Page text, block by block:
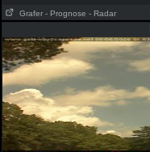
Grafer - Prognose - Radar